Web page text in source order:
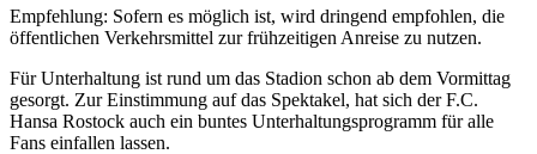
Empfehlung: Sofern es möglich ist, wird dringend empfohlen, die
öffentlichen Verkehrsmittel zur frühzeitigen Anreise zu nutzen.
Für Unterhaltung ist rund um das Stadion schon ab dem Vormittag
gesorgt. Zur Einstimmung auf das Spektakel, hat sich der F.C.
Hansa Rostock auch ein buntes Unterhaltungsprogramm für alle
Fans einfallen lassen.